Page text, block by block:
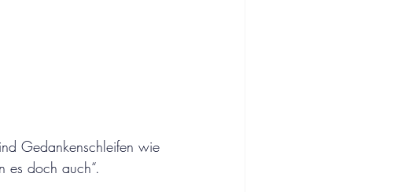
Gedankenschleifen wie
es doch auch“.